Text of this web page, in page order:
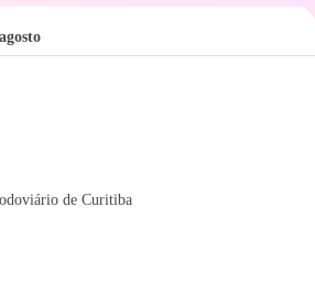
de Curitiba